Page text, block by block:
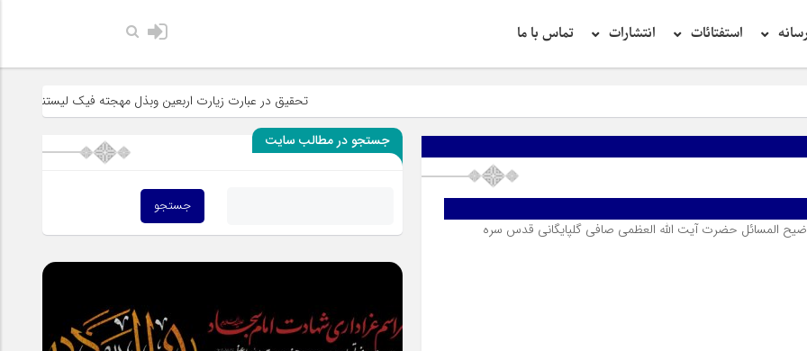
استفتائات انتشارات تماس با ما
تحقیق در عبارت زیارت اربعین وبذل مهجته فیک لیستنقذ عبادک من
المسائل حضرت آیت الله العظمی صافی گلپایگانی قدس سره
جستجو در مطالب سایت